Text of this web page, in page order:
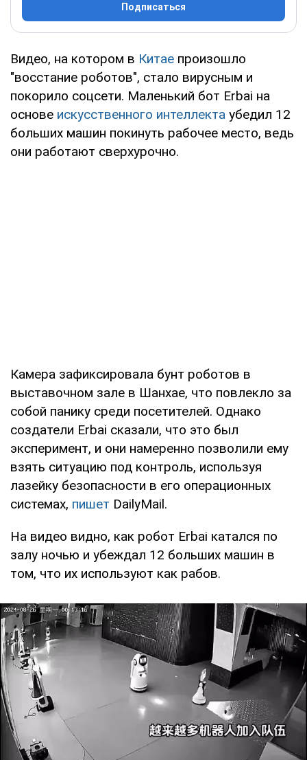
Подписаться
Видео, на котором в Китае произошло
"восстание роботов", стало вирусным и
покорило соцсети. Маленький бот Erbai на
основе искусственного интеллекта убедил 12
больших машин покинуть рабочее место, ведь
они работают сверхурочно.
Камера зафиксировала бунт роботов в
выставочном зале в Шанхае, что повлекло за
собой панику среди посетителей. Однако
создатели Erbai сказали, что это был
эксперимент, и они намеренно позволили ему
взять ситуацию под контроль, используя
лазейку безопасности в его операционных
системах, пишет DailyMail.
На видео видно, как робот Erbai катался по
залу ночью и убеждал 12 больших машин в
том, что их используют как рабов.